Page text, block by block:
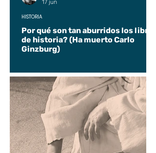
Por qué son tan aburridos los libros
de historia? (Ha muerto Carlo
Ginzburg)
HISTORIA
17 jun